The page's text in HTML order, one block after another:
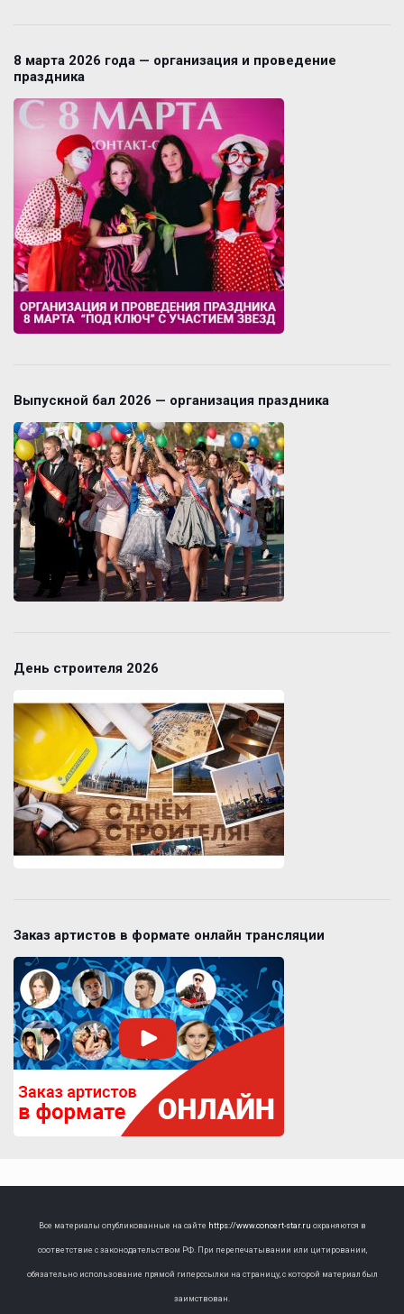
8 марта 2026 года — организация и проведение
праздника
Выпускной бал 2026 — организация праздника
День строителя 2026
Заказ артистов в формате онлайн трансляции
Все материалы опубликованные на сайте https://www.concert-star.ru охраняются в
соответствие с законодательством РФ. При перепечатывании или цитировании,
обязательно использование прямой гиперссылки на страницу, с которой материал был
заимствован.